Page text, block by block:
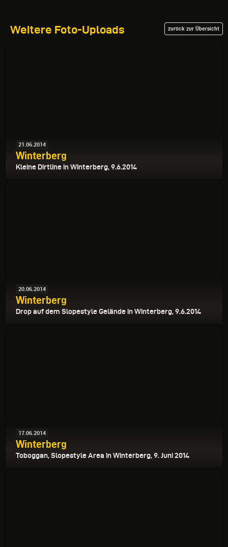
Weitere Foto-Uploads zurück zur Übersicht
21.06.2014
Winterberg
Kleine Dirtline in Winterberg, 9.6.2014
20.06.2014
Winterberg
Drop auf dem Slopestyle Gelände in Winterberg, 9.6.2014
17.06.2014
Winterberg
Toboggan, Slopestyle Area in Winterberg, 9. Juni 2014